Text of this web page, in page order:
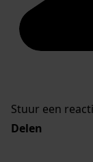
Stuur een
Delen